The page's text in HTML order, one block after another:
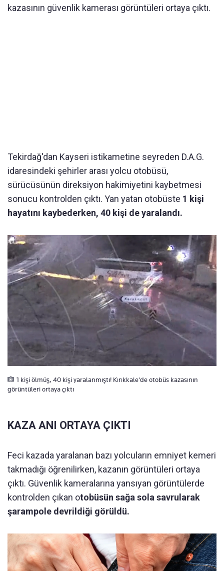
kazasının güvenlik kamerası görüntüleri ortaya çıktı.
Tekirdağ'dan Kayseri istikametine seyreden D.A.G.
idaresindeki şehirler arası yolcu otobüsü,
sürücüsünün direksiyon hakimiyetini kaybetmesi
sonucu kontrolden çıktı. Yan yatan otobüste 1 kişi
hayatını kaybederken, 40 kişi de yaralandı.
1 kişi ölmüş, 40 kişi yaralanmıştı! Kırıkkale'de otobüs kazasının
görüntüleri ortaya çıktı
KAZA ANI ORTAYA ÇIKTI
Feci kazada yaralanan bazı yolcuların emniyet kemeri
takmadığı öğrenilirken, kazanın görüntüleri ortaya
çıktı. Güvenlik kameralarına yansıyan görüntülerde
kontrolden çıkan otobüsün sağa sola savrularak
şarampole devrildiği görüldü.